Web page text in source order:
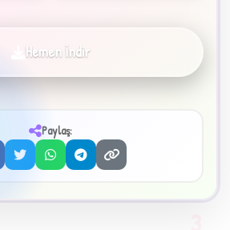
Hemen İndir
Paylaş: